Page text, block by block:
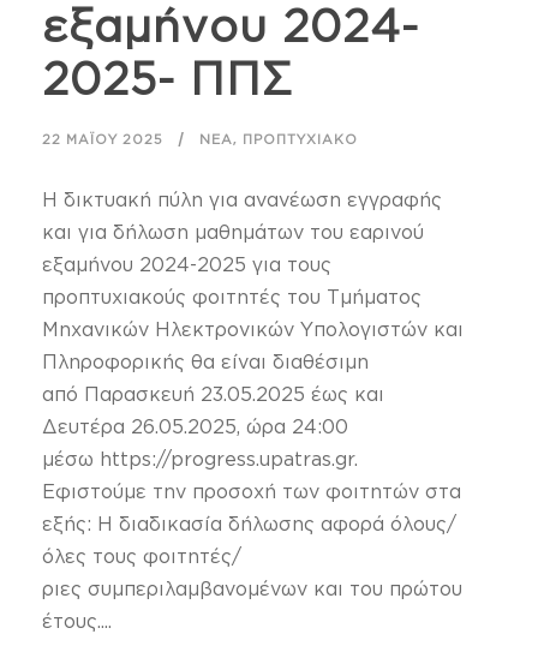
εξαμήνου 2024-
2025- ΠΠΣ
22 ΜΑΪ́ΟΥ 2025 ΝΈΑ, ΠΡΟΠΤΥΧΙΑΚΌ
Η δικτυακή πύλη για ανανέωση εγγραφής
και για δήλωση μαθημάτων του εαρινού
εξαμήνου 2024-2025 για τους
προπτυχιακούς φοιτητές του Τμήματος
Μηχανικών Ηλεκτρονικών Υπολογιστών και
Πληροφορικής θα είναι διαθέσιμη
από Παρασκευή 23.05.2025 έως και
Δευτέρα 26.05.2025, ώρα 24:00
μέσω https://progress.upatras.gr.
Εφιστούμε την προσοχή των φοιτητών στα
εξής: Η διαδικασία δήλωσης αφορά όλους/
όλες τους φοιτητές/
ριες συμπεριλαμβανομένων και του πρώτου
έτους....